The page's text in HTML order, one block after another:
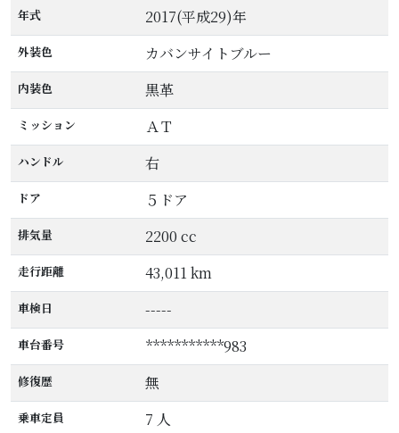
年式 2017(平成29)年
外装色 カバンサイトブルー
内装色 黒革
ミッション ＡＴ
ハンドル 右
ドア ５ドア
排気量 2200 cc
走行距離 43,011 km
車検日 -----
車台番号 ***********983
修復歴 無
乗車定員 7 人